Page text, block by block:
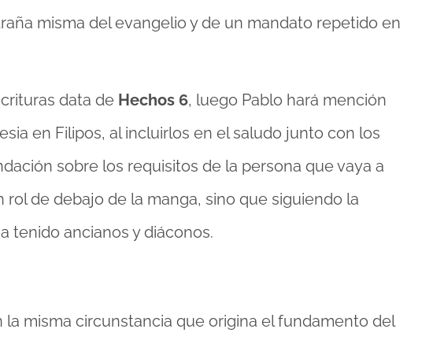
misma del evangelio y de un mandato repetido en
data de Hechos 6, luego Pablo hará mención
en Filipos, al incluirlos en el saludo junto con los
sobre los requisitos de la persona que vaya a
de debajo de la manga, sino que siguiendo la
tenido ancianos y diáconos.
misma circunstancia que origina el fundamento del